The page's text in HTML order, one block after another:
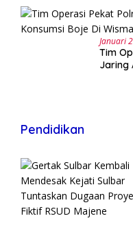
Januari
Tim
Jaring
Pendidikan